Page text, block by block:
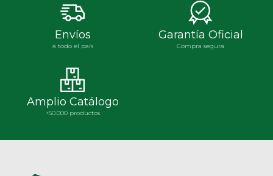
Envíos
a todo el país
Garantía Oficial
Compra segura
Amplio Catálogo
+50.000 productos